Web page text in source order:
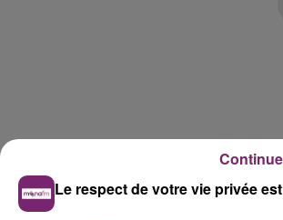
Le respect de votre vie privée